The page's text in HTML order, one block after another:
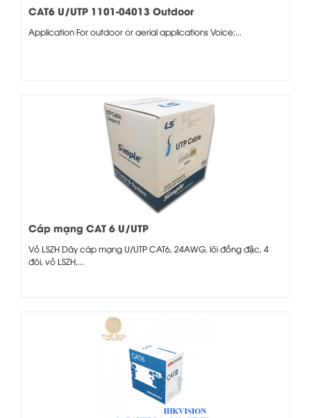
CAT6 U/UTP 1101-04013 Outdoor
Application For outdoor or aerial applications Voice;...
Cáp mạng CAT 6 U/UTP
Vỏ LSZH Dây cáp mạng U/UTP CAT6, 24AWG, lõi đồng đặc, 4
đôi, vỏ LSZH,...